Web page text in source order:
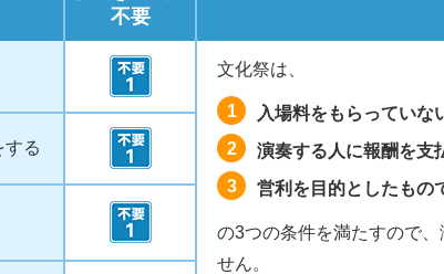
不要
文化祭は、
1
入場料をもらっていな
2
演奏する人に報酬を支
3
営利を目的としたもの
の3つの条件を満たすので
せん。
る